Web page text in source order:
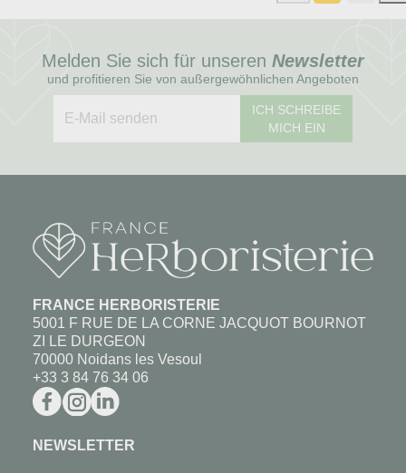
Melden Sie sich für unseren Newsletter
und profitieren Sie von außergewöhnlichen Angeboten
ICH SCHREIBE
MICH EIN
FRANCE HERBORISTERIE
5001 F RUE DE LA CORNE JACQUOT BOURNOT
ZI LE DURGEON
70000 Noidans les Vesoul
+33 3 84 76 34 06
NEWSLETTER